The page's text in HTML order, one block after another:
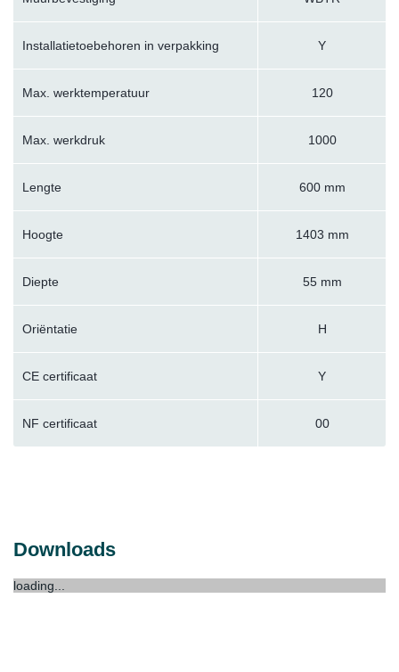
Installatietoebehoren in verpakking Y
Max. werktemperatuur 120
Max. werkdruk 1000
Lengte 600 mm
Hoogte 1403 mm
Diepte 55 mm
Oriëntatie H
CE certificaat Y
NF certificaat 00
Downloads
loading...